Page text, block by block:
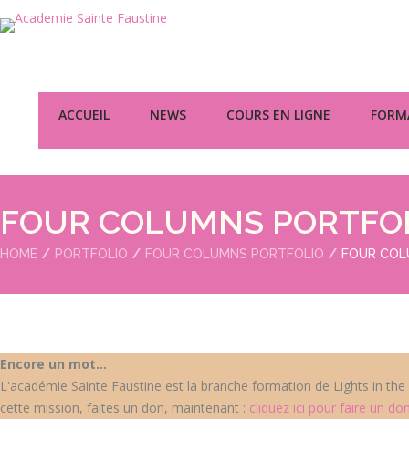
ACCUEIL NEWS COURS EN LIGNE
FOUR COLUMNS
HOME PORTFOLIO FOUR COLUMNS PORTFOLIO FOUR
Encore un mot...
L'académie Sainte Faustine est la branche formation de Lights in
cette mission, faites un don, maintenant : cliquez ici pour faire un